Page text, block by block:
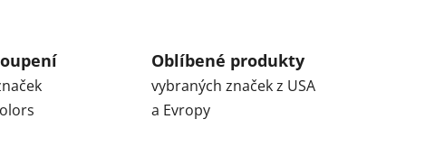
Oblíbené produkty
vybraných značek z USA
a Evropy